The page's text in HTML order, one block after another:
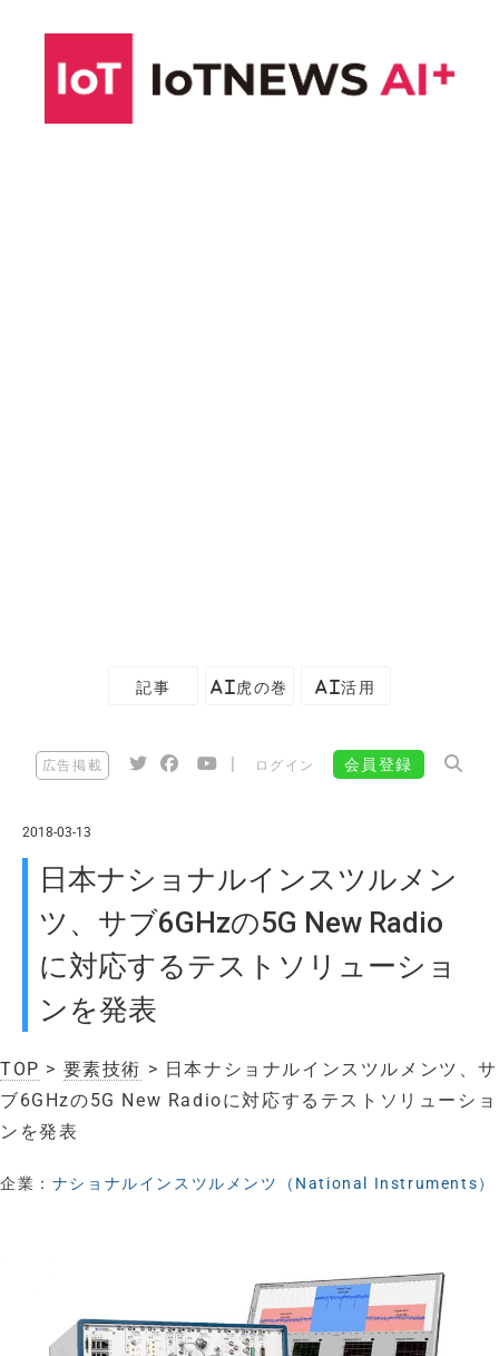
記事 AI虎の巻 AI活用
広告掲載 ログイン 会員登録
2018-03-13
日本ナショナルインスツルメン
ツ、サブ6GHzの5G New Radio
に対応するテストソリューショ
ンを発表
TOP > 要素技術 > 日本ナショナルインスツルメンツ、サ
ブ6GHzの5G New Radioに対応するテストソリューショ
ンを発表
企業： ナショナルインスツルメンツ（National Instruments）